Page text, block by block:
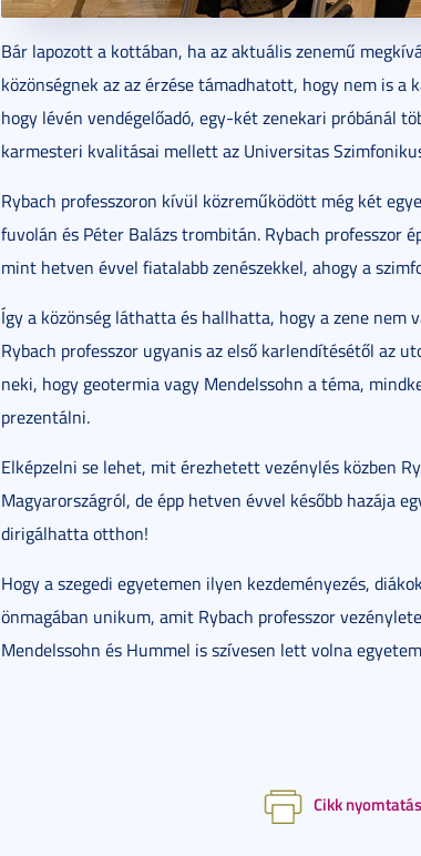
Bár lapozott a kottában, ha az aktuális zenemű
közönségnek az az érzése támadhatott, hogy nem is
hogy lévén vendégelőadó, egy-két zenekari próbánál
karmesteri kvalitásai mellett az Universitas
Rybach professzoron kívül közreműködött még két
fuvolán és Péter Balázs trombitán. Rybach professzor
mint hetven évvel fiatalabb zenészekkel, ahogy a
Így a közönség láthatta és hallhatta, hogy a zene nem
Rybach professzor ugyanis az első karlendítésétől az
neki, hogy geotermia vagy Mendelssohn a téma,
prezentálni.
Elképzelni se lehet, mit érezhetett vezénylés közben
Magyarországról, de épp hetven évvel később hazája
dirigálhatta otthon!
Hogy a szegedi egyetemen ilyen kezdeményezés,
önmagában unikum, amit Rybach professzor
Mendelssohn és Hummel is szívesen lett volna
Cikk nyomtatás